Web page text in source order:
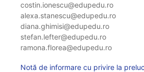
costin.ionescu@edupedu.ro
alexa.stanescu@edupedu.ro
diana.ghimisi@edupedu.ro
stefan.lefter@edupedu.ro
ramona.florea@edupedu.ro
Notă de informare cu privire la